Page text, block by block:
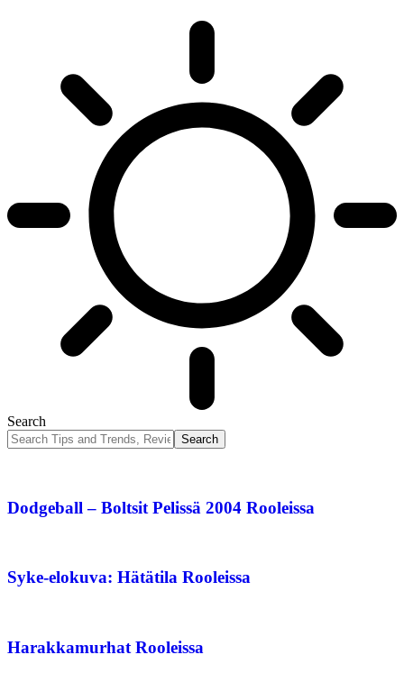
Search
Dodgeball – Boltsit Pelissä 2004 Rooleissa
Syke-elokuva: Hätätila Rooleissa
Harakkamurhat Rooleissa